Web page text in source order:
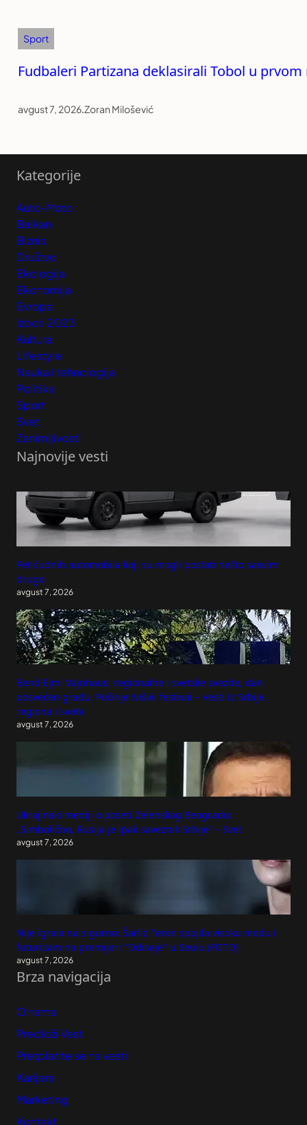
Sport
Fudbaleri Partizana deklasirali Tobol u
avgust 7, 2026.Zoran Milošević
Kategorije
Auto-Moto
Balkan
Biznis
Društvo
Ekologija
Ekonomija
Evropa
Izbori 2023
Kultura
Lifestyle
Nauka i tehnologija
Politika
Sport
Svet
Zanimljivosti
Najnovije vesti
Pet čudnih automobila koji su mogli postati nešto sasvim
drugo
avgust 7, 2026
Bend Ejmi Vajnhaus, regionalne i svetske zvezde, dan
posvećen gradu: Počinje Nišvil festival – Vesti iz Srbije,
regiona i sveta
avgust 7, 2026
Ukrajinski mediji o poseti Zelenskog Beogradu:
„Simbolično, Rusija je ipak saveznik Srbije“ – Svet
avgust 7, 2026
Nije igrala na sigurno: Šarliz Teron spojila visoku modu i
futurizam na premijeri "Odiseje" u Seulu (FOTO)
avgust 7, 2026
Brza navigacija
O nama
Predloži Vest
Pretplatite se na vesti
Karijera
Marketing
Kontakt